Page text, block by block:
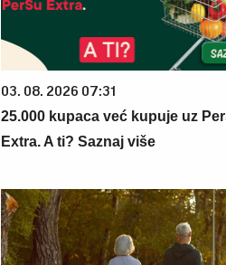
03. 08. 2026 07:31
25.000 kupaca već kupuje uz
Extra. A ti? Saznaj više